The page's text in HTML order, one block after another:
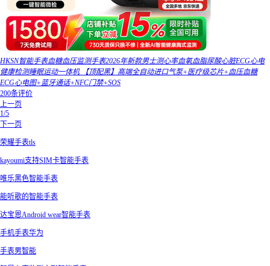
HKSN智能手表血糖血压监测手表2026年新款男士测心率血氧血脂尿酸心脏ECG心电
健康检测睡眠运动一体机 【顶配黑】高端全自动进口气泵+医疗级芯片+血压血糖
ECG心电图+蓝牙通话+NFC门禁+SOS
200条评价
上一页
1/5
下一页
荣耀手表tls
kayoumi支持SIM卡智能手表
唯乐黑色智能手表
能听歌的智能手表
达宝恩Android wear智能手表
手机手表华为
手表男智能